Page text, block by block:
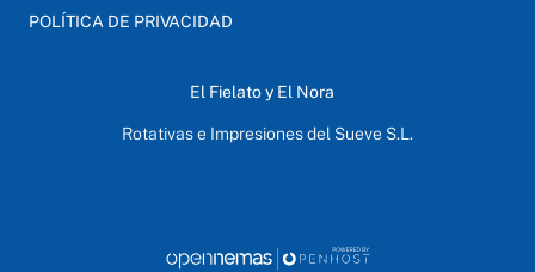
POLÍTICA DE PRIVACIDAD
El Fielato y El Nora
Rotativas e Impresiones del Sueve S.L.